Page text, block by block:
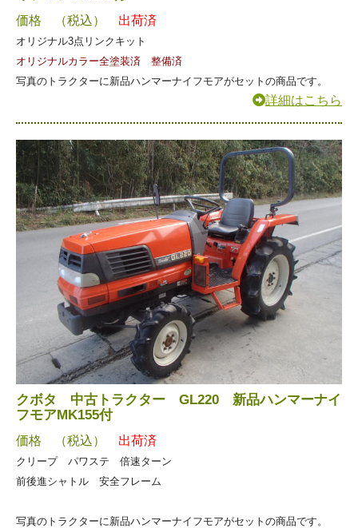
価格 （税込） 出荷済
オリジナル3点リンクキット
オリジナルカラー全塗装済 整備済
写真のトラクターに新品ハンマーナイフモアがセットの商品です。
詳細はこちら
クボタ 中古トラクター GL220 新品ハンマーナイ
フモアMK155付
価格 （税込） 出荷済
クリープ パワステ 倍速ターン
前後進シャトル 安全フレーム
写真のトラクターに新品ハンマーナイフモアがセットの商品です。